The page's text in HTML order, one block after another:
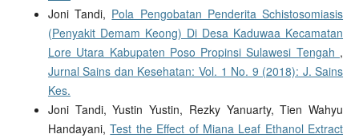
Joni Tandi, Pola Pengobatan Penderita Schistosomiasis
(Penyakit Demam Keong) Di Desa Kaduwaa Kecamatan
Lore Utara Kabupaten Poso Propinsi Sulawesi Tengah ,
Jurnal Sains dan Kesehatan: Vol. 1 No. 9 (2018): J. Sains
Kes.
Joni Tandi, Yustin Yustin, Rezky Yanuarty, Tien Wahyu
Handayani,Test the Effect of Miana Leaf Ethanol Extract